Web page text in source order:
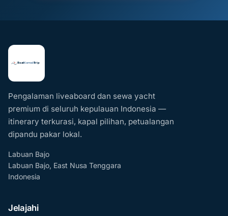
Pengalaman liveaboard dan sewa yacht
premium di seluruh kepulauan Indonesia —
itinerary terkurasi, kapal pilihan, petualangan
dipandu pakar lokal.
Labuan Bajo
Labuan Bajo, East Nusa Tenggara
Indonesia
Jelajahi